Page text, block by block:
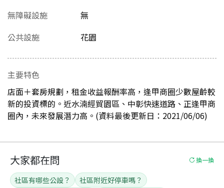
無障礙設施
無
公共設施
花園
主要特色
店面＋套房規劃，租金收益報酬率高，逢甲商圈少數屋齡較
新的投資標的。近水湳經貿園區、中彰快速道路、正逢甲商
圈內，未來發展潛力高。(資料最後更新日：2021/06/06)
大家都在問 換一換
社區有哪些公設？
社區附近好停車嗎？